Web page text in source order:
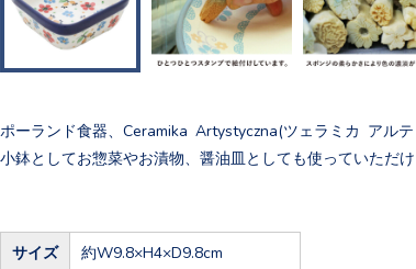
ポーランド食器、Ceramika Artystyczna(ツェラミカ アル
小鉢としてお惣菜やお漬物、醤油皿としても使っていただけ
サイズ
約W9.8×H4×D9.8cm